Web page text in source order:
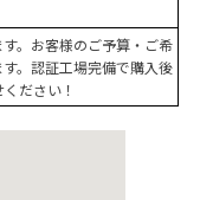
。お客様のご予算・ご希
。認証工場完備で購入後
ださい！